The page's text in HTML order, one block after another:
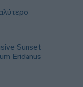
Sunset
Eridanus